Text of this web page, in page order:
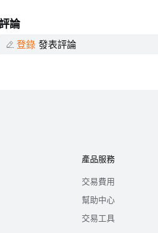
論
登錄 發表評論
產品服務
交易費用
幫助中心
交易工具